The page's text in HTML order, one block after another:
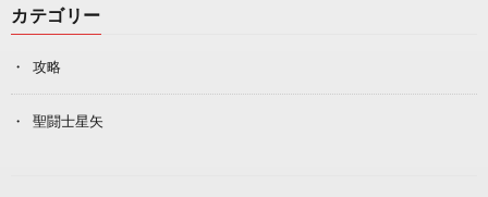
カテゴリー
攻略
聖闘士星矢